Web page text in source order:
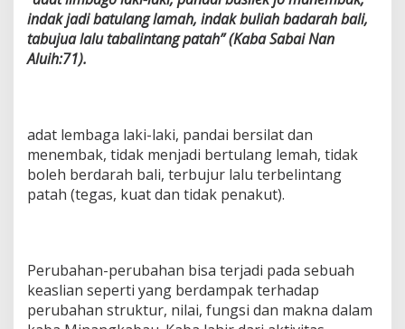
indak jadi batulang lamah, indak buliah badarah bali,
tabujua lalu tabalintang patah” (Kaba Sabai Nan
Aluih:71).
adat lembaga laki-laki, pandai bersilat dan
menembak, tidak menjadi bertulang lemah, tidak
boleh berdarah bali, terbujur lalu terbelintang
patah (tegas, kuat dan tidak penakut).
Perubahan-perubahan bisa terjadi pada sebuah
keaslian seperti yang berdampak terhadap
perubahan struktur, nilai, fungsi dan makna dalam